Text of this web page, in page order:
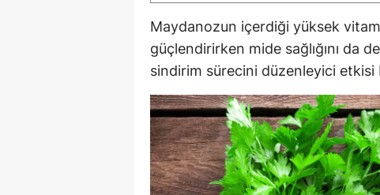
Maydanozun içerdiği yüksek
güçlendirirken mide sağlığını da
sindirim sürecini düzenleyici etkisi